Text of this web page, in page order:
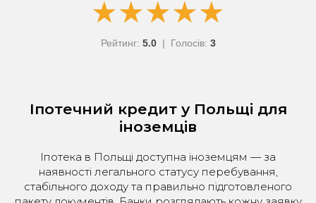
★
★★
★★
★★
★★
★
Рейтинг: 5.0| Голосів: 3
Іпотечний кредит у Польщі для
іноземців
Іпотека в Польщі доступна іноземцям — за
наявності легального статусу перебування,
стабільного доходу та правильно підготовленого